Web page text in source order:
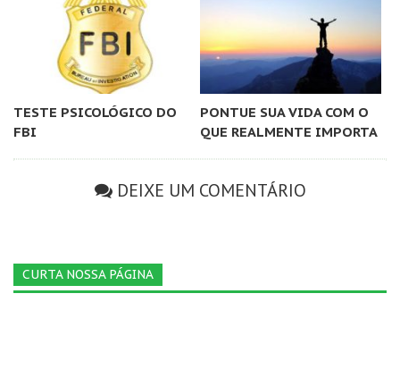
TESTE PSICOLÓGICO DO
FBI
PONTUE SUA VIDA COM O
QUE REALMENTE IMPORTA
DEIXE UM COMENTÁRIO
CURTA NOSSA PÁGINA